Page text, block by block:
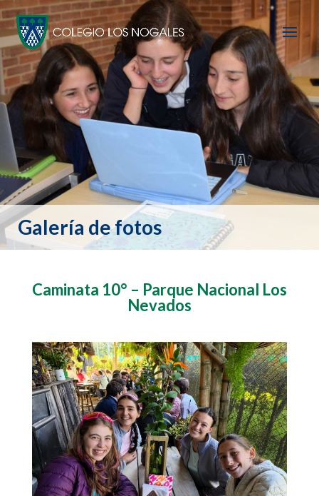
Galería de fotos
Caminata 10° – Parque Nacional Los
Nevados